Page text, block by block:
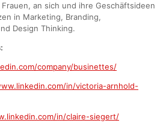
an sich und ihre Geschäftsideen
in Marketing, Branding,
Design Thinking.
company/businettes/
in/victoria-arnhold-
in/claire-siegert/